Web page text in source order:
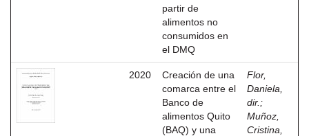
partir de
alimentos no
consumidos en
el DMQ
2020
Creación de una
comarca entre el
Banco de
alimentos Quito
(BAQ) y una
Flor,
Daniela,
dir. ;
Muñoz,
Cristina,